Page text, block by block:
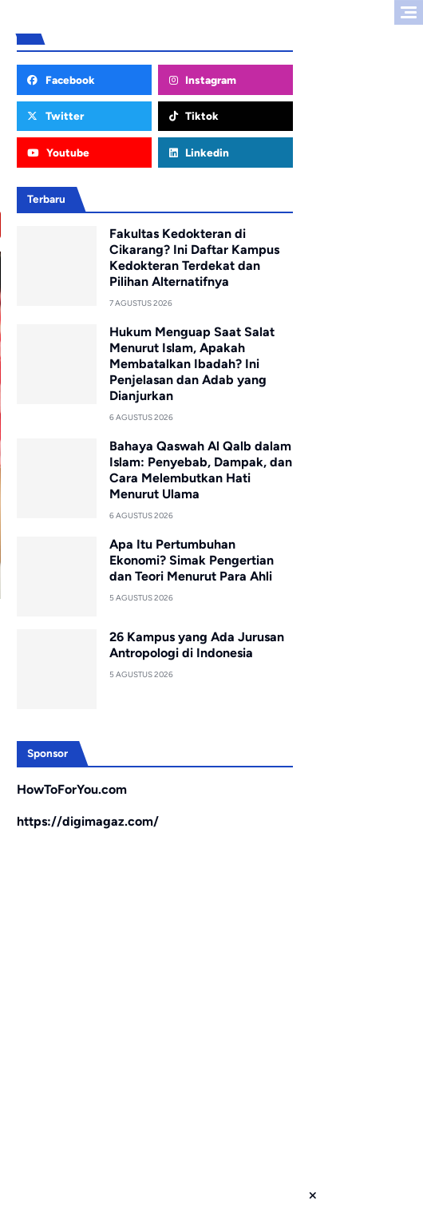
Facebook Instagram
Twitter Tiktok
Youtube Linkedin
Terbaru
Fakultas Kedokteran di
Cikarang? Ini Daftar Kampus
Kedokteran Terdekat dan
Pilihan Alternatifnya
7 AGUSTUS 2026
Hukum Menguap Saat Salat
Menurut Islam, Apakah
Membatalkan Ibadah? Ini
Penjelasan dan Adab yang
Dianjurkan
6 AGUSTUS 2026
Bahaya Qaswah Al Qalb dalam
Islam: Penyebab, Dampak, dan
Cara Melembutkan Hati
Menurut Ulama
6 AGUSTUS 2026
Apa Itu Pertumbuhan
Ekonomi? Simak Pengertian
dan Teori Menurut Para Ahli
5 AGUSTUS 2026
26 Kampus yang Ada Jurusan
Antropologi di Indonesia
5 AGUSTUS 2026
Sponsor
HowToForYou.com
https://digimagaz.com/